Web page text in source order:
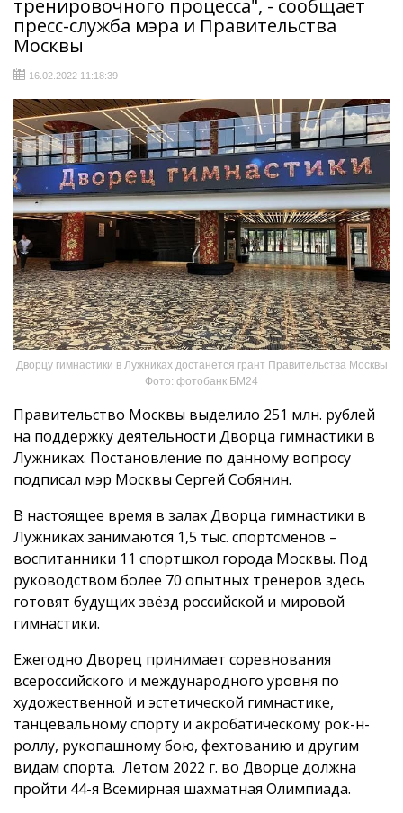
тренировочного процесса", - сообщает
пресс-служба мэра и Правительства
Москвы
16.02.2022 11:18:39
Дворцу гимнастики в Лужниках достанется грант Правительства Москвы
Фото: фотобанк БМ24
Правительство Москвы выделило 251 млн. рублей
на поддержку деятельности Дворца гимнастики в
Лужниках. Постановление по данному вопросу
подписал мэр Москвы Сергей Собянин.
В настоящее время в залах Дворца гимнастики в
Лужниках занимаются 1,5 тыс. спортсменов –
воспитанники 11 спортшкол города Москвы. Под
руководством более 70 опытных тренеров здесь
готовят будущих звёзд российской и мировой
гимнастики.
Ежегодно Дворец принимает соревнования
всероссийского и международного уровня по
художественной и эстетической гимнастике,
танцевальному спорту и акробатическому рок-н-
роллу, рукопашному бою, фехтованию и другим
видам спорта. Летом 2022 г. во Дворце должна
пройти 44-я Всемирная шахматная Олимпиада.